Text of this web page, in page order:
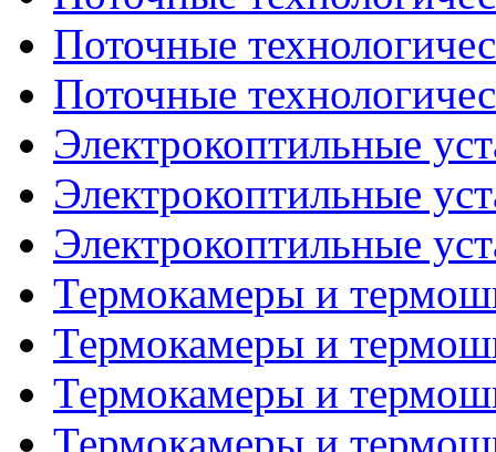
Поточные
Поточные
Электрокоптильные
Электрокоптильные
Электрокоптильные
Термокамеры и
Термокамеры и
Термокамеры и
Термокамеры и